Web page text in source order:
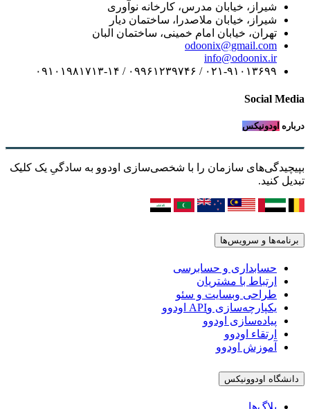
شیراز، خیابان مدرس، کارخانه نوآوری
شیراز، خیابان ملاصدرا، ساختمان دیار
تهران، خیابان امام خمینی، ساختمان البان
odoonix@gmail.com
info@odoonix.ir
۰۲۱-۹۱۰۱۳۶۹۹ / ۰۹۹۶۱۲۳۹۷۴۶ / ۰۹۱۰۱۹۸۱۷۱۳-۱۴
Social Media
درباره اودونیکس
بپیچیدگی‌های سازمان را با شخصی‌سازی اودوو به سادگیِ یک کلیک
تبدیل کنید.
برنامه‌ها و سرویس‌ها
حسابداری و حسابرسی
ارتباط با مشتریان
طراحی وبسایت و سئو
یکپارچه‌سازی وAPI اودوو
پیاده‌سازی اودوو
ارتقاء اودوو
آموزش اودوو
دانشگاه اودوونیکس
بلاگ‌ها